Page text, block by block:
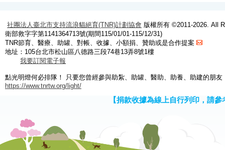
社團法人臺北市支持流浪貓絕育(TNR)計劃協會 版權所有 ©2011-2026. All
衛部救字字第1141364713號(期間115/01/01-115/12/31)
TNR節育、醫療、助罐、對帳、收據、小額捐、贊助或是合作提案
地址：105台北市松山區八德路三段74巷13弄8號1樓
我要訂閱電子報
點光明燈何必排隊！ 只要您曾經參與助紮、助罐、醫助、助養、助建的朋
https://www.tnrtw.org/light/
【捐款收據為線上自行列印，請參